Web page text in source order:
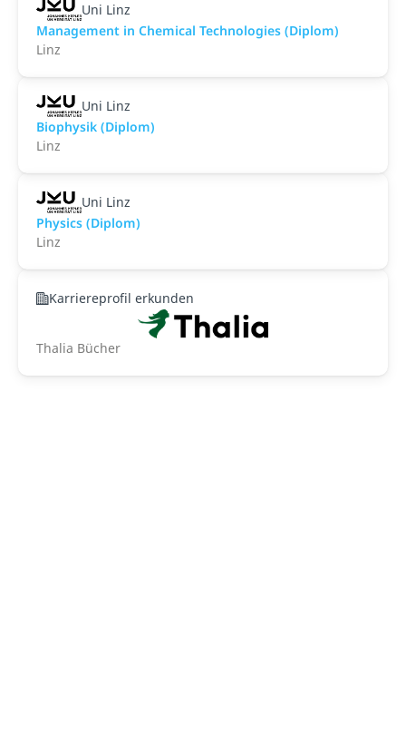
Uni Linz
Management in Chemical Technologies (Diplom)
Linz
Uni Linz
Biophysik (Diplom)
Linz
Uni Linz
Physics (Diplom)
Linz
Karriereprofil erkunden
Thalia Bücher